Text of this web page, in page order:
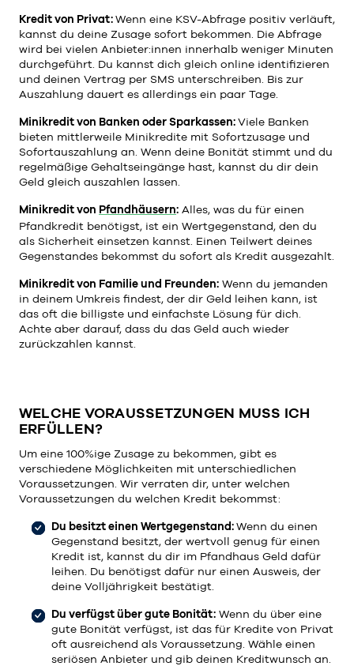
Kredit von Privat:Wenn eine KSV-Abfrage positiv verläuft,
kannst du deine Zusage sofort bekommen. Die Abfrage
wird bei vielen Anbieter:innen innerhalb weniger Minuten
durchgeführt. Du kannst dich gleich online identifizieren
und deinen Vertrag per SMS unterschreiben. Bis zur
Auszahlung dauert es allerdings ein paar Tage.
Minikredit von Banken oder Sparkassen:Viele Banken
bieten mittlerweile Minikredite mit Sofortzusage und
Sofortauszahlung an. Wenn deine Bonität stimmt und du
regelmäßige Gehaltseingänge hast, kannst du dir dein
Geld gleich auszahlen lassen.
Minikredit von Pfandhäusern: Alles, was du für einen
Pfandkredit benötigst, ist ein Wertgegenstand, den du
als Sicherheit einsetzen kannst. Einen Teilwert deines
Gegenstandes bekommst du sofort als Kredit ausgezahlt.
Minikredit von Familie und Freunden: Wenn du jemanden
in deinem Umkreis findest, der dir Geld leihen kann, ist
das oft die billigste und einfachste Lösung für dich.
Achte aber darauf, dass du das Geld auch wieder
zurückzahlen kannst.
WELCHE VORAUSSETZUNGEN MUSS ICH
ERFÜLLEN?
Um eine 100%ige Zusage zu bekommen, gibt es
verschiedene Möglichkeiten mit unterschiedlichen
Voraussetzungen. Wir verraten dir, unter welchen
Voraussetzungen du welchen Kredit bekommst:
Du besitzt einen Wertgegenstand:Wenn du einen
Gegenstand besitzt, der wertvoll genug für einen
Kredit ist, kannst du dir im Pfandhaus Geld dafür
leihen. Du benötigst dafür nur einen Ausweis, der
deine Volljährigkeit bestätigt.
Du verfügst über gute Bonität: Wenn du über eine
gute Bonität verfügst, ist das für Kredite von Privat
oft ausreichend als Voraussetzung. Wähle einen
seriösen Anbieter und gib deinen Kreditwunsch an.